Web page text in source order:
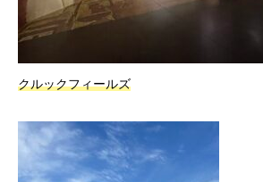
クルックフィールズ